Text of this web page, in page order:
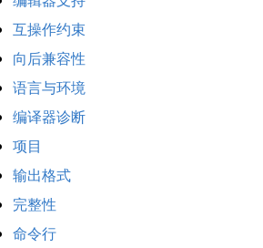
互操作约束
向后兼容性
语言与环境
编译器诊断
项目
输出格式
完整性
命令行